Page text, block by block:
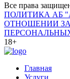
Все права
ПОЛИТИКА АБ
ОТНОШЕНИИ
18+
Главная
Услуги